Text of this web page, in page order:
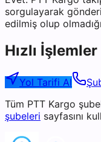
sorgulayarak
edilmiş olup
Hızlı İşlemler
Yol Tarifi Al
Tüm PTT Kargo
şubeleri sayfasını